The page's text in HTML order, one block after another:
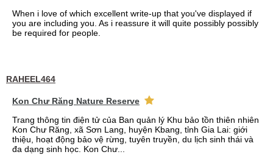
When i love of which excellent write-up that you've displayed if
you are including you. As i reassure it will quite possibly possibly
be required for people.
RAHEEL464
Kon Chư Răng Nature Reserve
Trang thông tin điện tử của Ban quản lý Khu bảo tồn thiên nhiên
Kon Chư Răng, xã Sơn Lang, huyện Kbang, tỉnh Gia Lai: giới
thiệu, hoạt động bảo vệ rừng, tuyên truyền, du lịch sinh thái và
đa dạng sinh học. Kon Chư...